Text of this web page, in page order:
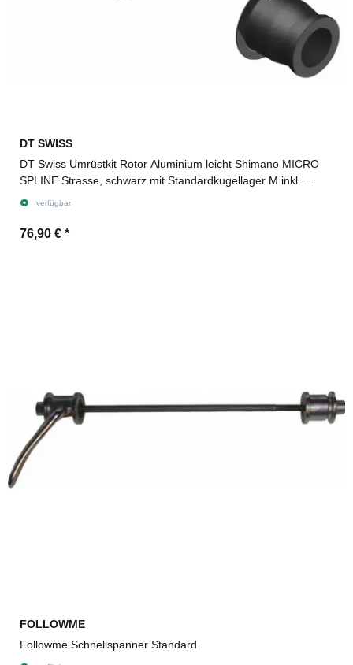
DT SWISS
DT Swiss Umrüstkit Rotor Aluminium leicht Shimano MICRO
SPLINE Strasse, schwarz mit Standardkugellager M inkl.
Adapterverfügbar
76,90 € *
FOLLOWME
Followme Schnellspanner Standard